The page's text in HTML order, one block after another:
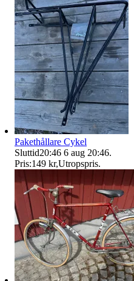
Pakethållare Cykel
Sluttid20:46 6 aug 20:46.
Pris:149 kr,Utropspris.